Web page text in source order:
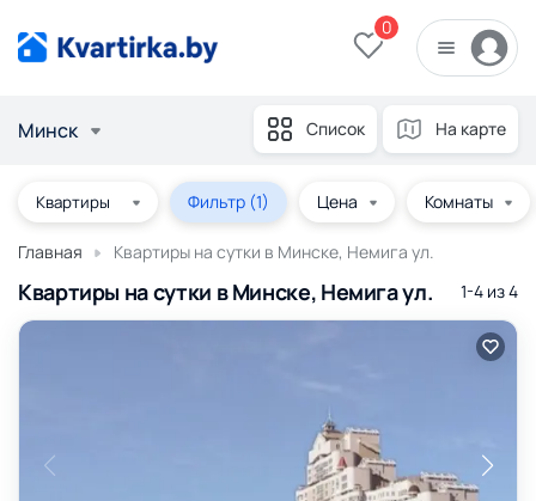
0
Минск Список На карте
Фильтр (1) Цена Комнаты
Главная Квартиры на сутки в Минске, Немига ул.
Квартиры на сутки в Минске, Немига ул. 1-4 из4